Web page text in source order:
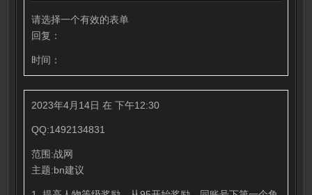
请选择一个有效的表单
回复：
时间：
2023年4月14日 在 下午12:30
QQ:1492134831
范围:战网
主题:bn建议